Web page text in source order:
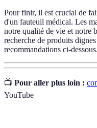
Pour finir, il est crucial de
d'un fauteuil médical. Les
notre qualité de vie et notre
recherche de produits
recommandations ci-dessous.
📺 Pour aller plus loin :
YouTube